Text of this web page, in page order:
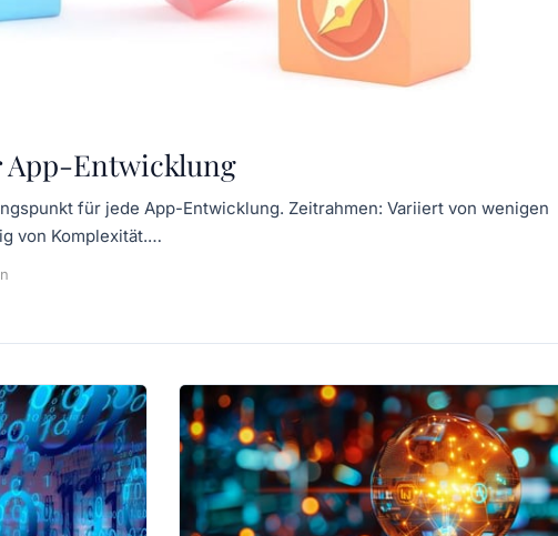
App-Entwicklung
für jede App-Entwicklung. Zeitrahmen: Variiert von wenigen
von Komplexität.…